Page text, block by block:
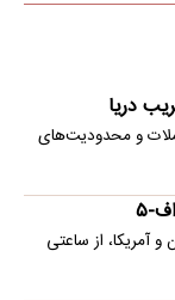
دریا
و محدودیت‌های
۵
و آمریکا، از ساعتی